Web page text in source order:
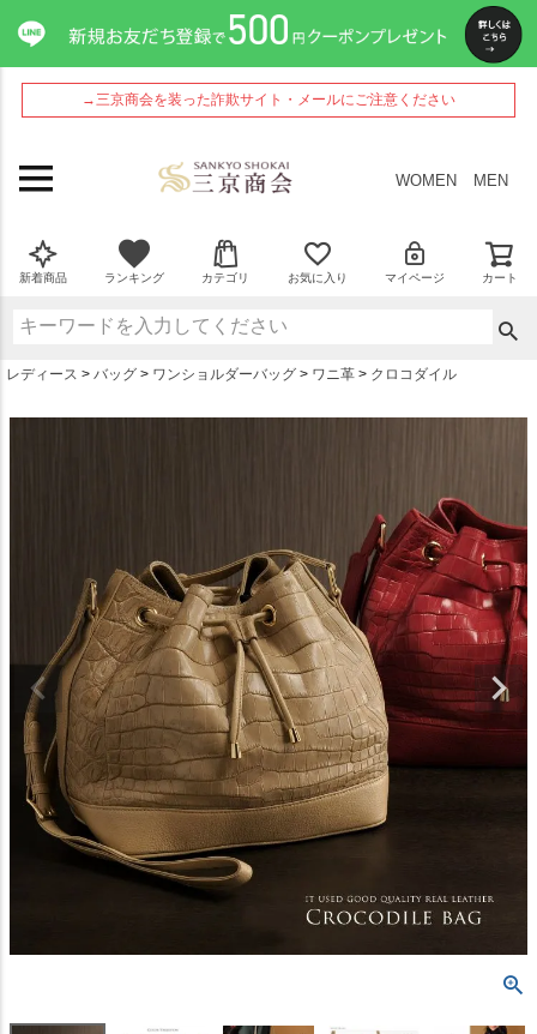
→三京商会を装った詐欺サイト・メールにご注意ください
WOMEN MEN
新着商品 ランキング カテゴリ お気に入り マイページ カート
レディース バッグ ワンショルダーバッグ ワニ革 クロコダイル
ペー
ジト
ップ
へ